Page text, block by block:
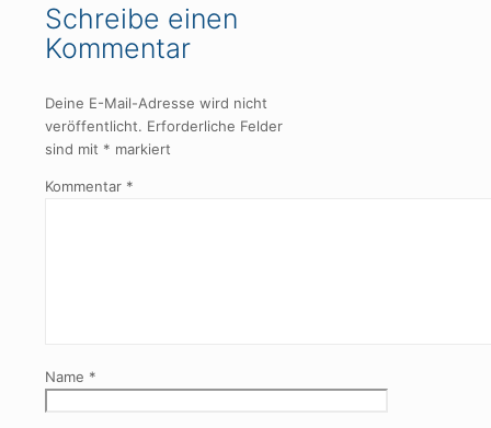
Schreibe einen
Kommentar
Deine E-Mail-Adresse wird nicht
veröffentlicht. Erforderliche Felder
sind mit * markiert
Kommentar *
Name *